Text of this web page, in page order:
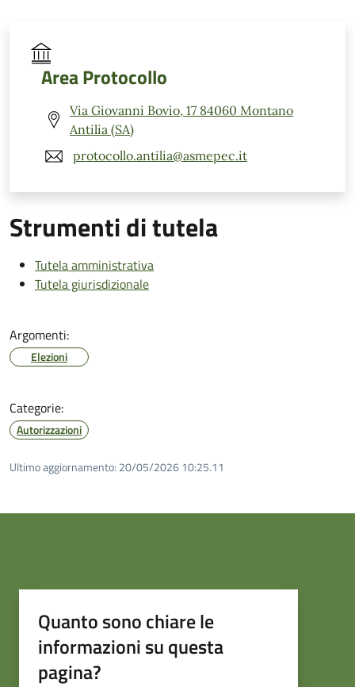
Area Protocollo
Via Giovanni Bovio, 17 84060 Montano
Antilia (SA)
protocollo.antilia@asmepec.it
Strumenti di tutela
Tutela amministrativa
Tutela giurisdizionale
Argomenti:
Elezioni
Categorie:
Autorizzazioni
Ultimo aggiornamento: 20/05/2026 10:25.11
Quanto sono chiare le
informazioni su questa
pagina?